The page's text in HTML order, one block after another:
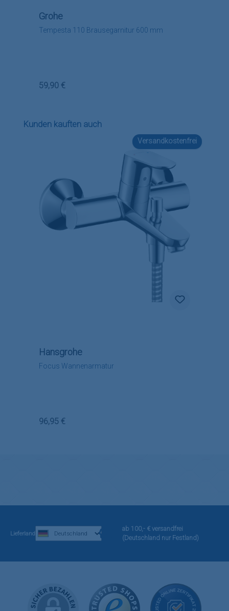
Tempesta 110 Brausegarnitur 600 mm
Grohe
Regulärer Preis:
59,90 €
Produktgalerie überspringen
Kunden kauften auch
Versandkostenfrei
Focus Wannenarmatur
Hansgrohe
Regulärer Preis:
96,95 €
Lieferland
ab 100,- € versandfrei
(Deutschland nur Festland)